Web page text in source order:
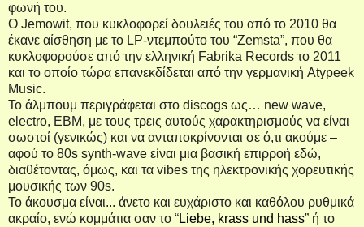
φωνή του.
Ο Jemowit, που κυκλοφορεί δουλειές του από το 2010 θα
έκανε αίσθηση με το LP-ντεμπούτο του “Zemsta”, που θα
κυκλοφορούσε από την ελληνική Fabrika Records το 2011
και το οποίο τώρα επανεκδίδεται από την γερμανική Atypeek
Music.
Το άλμπουμ περιγράφεται στο discogs ως… new wave,
electro, EBM, με τους τρεις αυτούς χαρακτηρισμούς να είναι
σωστοί (γενικώς) και να ανταποκρίνονται σε ό,τι ακούμε –
αφού το 80s synth-wave είναι μια βασική επιρροή εδώ,
διαθέτοντας, όμως, και τα vibes της ηλεκτρονικής χορευτικής
μουσικής των 90s.
Το άκουσμα είναι... άνετο και ευχάριστο και καθόλου ρυθμικά
ακραίο, ενώ κομμάτια σαν το “Liebe, krass und hass” ή το